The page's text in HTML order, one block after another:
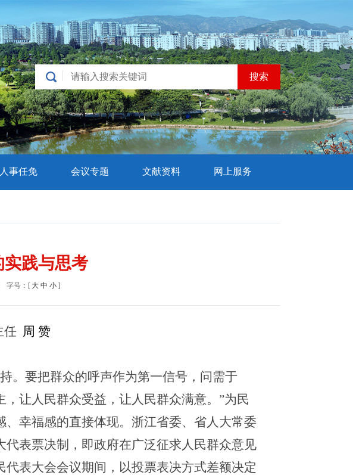
搜索
人事任免 会议专题 文献资料 网上服务
践与思考
字号：[ 大 中 小 ]
任 周 赞
。要把群众的呼声作为第一信号，问需于
让人民群众受益，让人民群众满意。”为民
幸福感的直接体现。浙江省委、省人大常委
表票决制，即政府在广泛征求人民群众意见
表大会会议期间，以投票表决方式差额决定